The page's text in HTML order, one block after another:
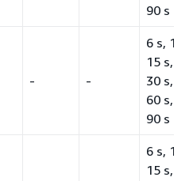
90 s
- -
6 s, 10
15 s,
30 s,
60 s,
90 s
6 s, 10
15 s,